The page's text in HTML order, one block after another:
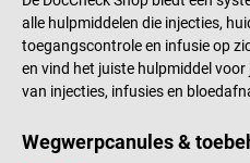
alle hulpmiddelen die injecties,
toegangscontrole en infusie op
en vind het juiste hulpmiddel
van injecties, infusies en
Wegwerpcanules &